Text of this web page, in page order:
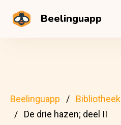
Beelinguapp
Beelinguapp Bibliotheek
De drie hazen; deel II